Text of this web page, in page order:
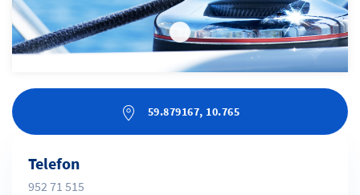
59.879167, 10.765
Telefon
952 71 515